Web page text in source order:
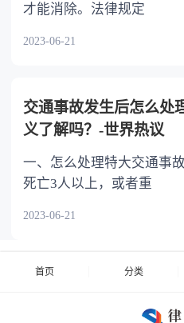
才能消除。法律规定
2023-06-21
交通事故发生后怎么处
义了解吗？-世界热议
一、怎么处理特大交通事
死亡3人以上，或者重
2023-06-21
首页 分类